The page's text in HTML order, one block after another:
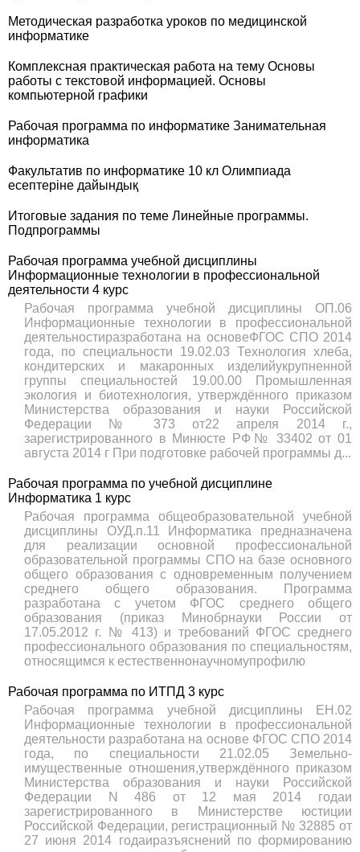
Методическая разработка уроков по медицинской
информатике
Комплексная практическая работа на тему Основы
работы с текстовой информацией. Основы
компьютерной графики
Рабочая программа по информатике Занимательная
информатика
Факультатив по информатике 10 кл Олимпиада
есептеріне дайындық
Итоговые задания по теме Линейные программы.
Подпрограммы
Рабочая программа учебной дисциплины
Информационные технологии в профессиональной
деятельности 4 курс
Рабочая программа учебной дисциплины ОП.06
Информационные технологии в профессиональной
деятельностиразработана на основеФГОС СПО 2014
года, по специальности 19.02.03 Технология хлеба,
кондитерских и макаронных изделийукрупненной
группы специальностей 19.00.00 Промышленная
экология и биотехнология, утверждённого приказом
Министерства образования и науки Российской
Федерации № 373 от22 апреля 2014 г.,
зарегистрированного в Минюсте РФ№ 33402 от 01
августа 2014 г При подготовке рабочей программы д...
Рабочая программа по учебной дисциплине
Информатика 1 курс
Рабочая программа общеобразовательной учебной
дисциплины ОУД.п.11 Информатика предназначена
для реализации основной профессиональной
образовательной программы СПО на базе основного
общего образования с одновременным получением
среднего общего образования. Программа
разработана с учетом ФГОС среднего общего
образования (приказ Минобрнауки России от
17.05.2012 г. № 413) и требований ФГОС среднего
профессионального образования по специальностям,
относящимся к естественнонаучномупрофилю
Рабочая программа по ИТПД 3 курс
Рабочая программа учебной дисциплины ЕН.02
Информационные технологии в профессиональной
деятельности разработана на основе ФГОС СПО 2014
года, по специальности 21.02.05 Земельно-
имущественные отношения,утверждённого приказом
Министерства образования и науки Российской
Федерации N 486 от 12 мая 2014 годаи
зарегистрированного в Министерстве юстиции
Российской Федерации, регистрационный № 32885 от
27 июня 2014 годаиразъяснений по формированию